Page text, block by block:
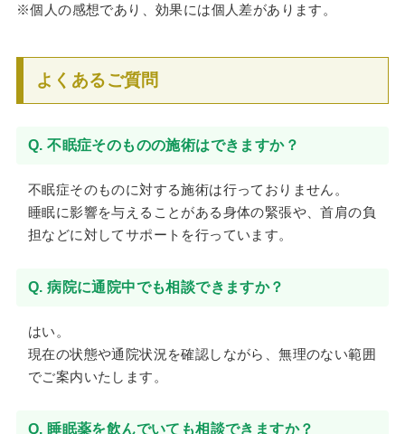
※個人の感想であり、効果には個人差があります。
よくあるご質問
Q. 不眠症そのものの施術はできますか？
不眠症そのものに対する施術は行っておりません。
睡眠に影響を与えることがある身体の緊張や、首肩の負
担などに対してサポートを行っています。
Q. 病院に通院中でも相談できますか？
はい。
現在の状態や通院状況を確認しながら、無理のない範囲
でご案内いたします。
Q. 睡眠薬を飲んでいても相談できますか？